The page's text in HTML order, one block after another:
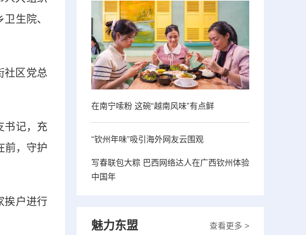
生院、
社区党总
书记，充
前，守护
挨户进行
在南宁嗦粉 这碗“越南风味”有点鲜
“钦州年味”吸引海外网友云围观
写春联包大粽 巴西网络达人在广西钦州体验
中国年
查看更多 >
魅力东盟